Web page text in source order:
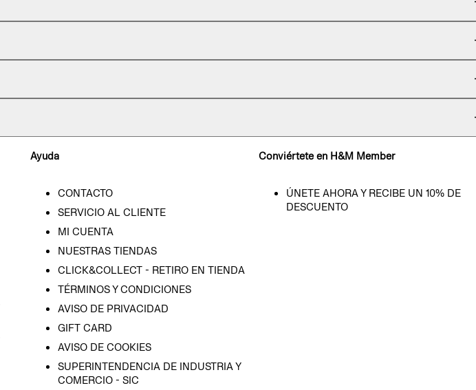
Ayuda
CONTACTO
SERVICIO AL CLIENTE
MI CUENTA
NUESTRAS TIENDAS
CLICK&COLLECT - RETIRO EN TIENDA
TÉRMINOS Y CONDICIONES
AVISO DE PRIVACIDAD
GIFT CARD
AVISO DE COOKIES
SUPERINTENDENCIA DE INDUSTRIA Y
COMERCIO - SIC
Conviértete en H&M Member
ÚNETE AHORA Y RECIBE UN 10% DE
DESCUENTO